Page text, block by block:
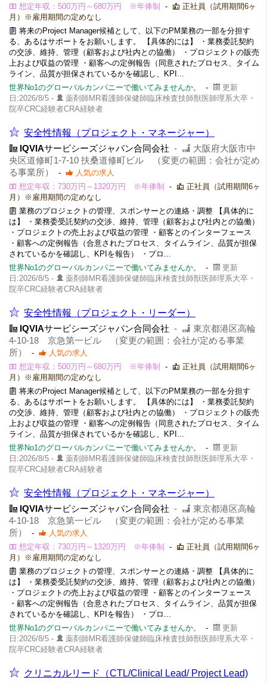
想定年収：500万円～680万円 ※年俸制
-
正社員（試用期間6ヶ
月）※雇用期間の定めなし
将来のProject Manager候補として、以下のPM業務の一部を分担す
る、あるはサポートをお願いします。 【具体的には】 ・業務委託契約
の交渉、維持、管理（顧客および社内との協働） ・プロジェクトの販売
上および収益の管理 ・顧客への定例報告（同意されたプロセス、タイム
ライン、品質が担保されているかを確認し、KPI...
世界No1のグローバルカンパニーで働いてみませんか。
-
更新
日:2026/8/5 -
薬剤師MR看護師保健師臨床検査技師獣医師理系大卒・
院卒CRC経験者CRA経験者
安全性情報（プロジェクト・マネージャー）
IQVIAサービシーズジャパン合同会社 -
大阪府大阪市中
央区道修町1-7-10 扶桑道修町ビル （変更の範囲：会社が定め
る事業所）
-
人気の求人
想定年収：730万円～1320万円 ※年俸制
-
正社員（試用期間6ヶ
月）※雇用期間の定めなし
業務のプロジェクトの管理、スポンサーとの連絡・調整 【具体的に
は】 ・業務委受託契約の交渉、維持、管理（顧客および社内との協働）
・プロジェクトの売上および収益の管理 ・顧客とのインターフェース
・顧客への定例報告（合意されたプロセス、タイムライン、品質が担保
されているかを確認し、KPIを報告） ・プロ...
世界No1のグローバルカンパニーで働いてみませんか。
-
更新
日:2026/8/5 -
薬剤師MR看護師保健師臨床検査技師獣医師理系大卒・
院卒CRC経験者CRA経験者
安全性情報（プロジェクト・リーダー）
IQVIAサービシーズジャパン合同会社 -
東京都港区高輪
4-10-18 京急第一ビル （変更の範囲：会社が定める事業
所）
-
人気の求人
想定年収：500万円～680万円 ※年俸制
-
正社員（試用期間6ヶ
月）※雇用期間の定めなし
将来のProject Manager候補として、以下のPM業務の一部を分担す
る、あるはサポートをお願いします。 【具体的には】 ・業務委託契約
の交渉、維持、管理（顧客および社内との協働） ・プロジェクトの販売
上および収益の管理 ・顧客への定例報告（同意されたプロセス、タイム
ライン、品質が担保されているかを確認し、KPI...
世界No1のグローバルカンパニーで働いてみませんか。
-
更新
日:2026/8/5 -
薬剤師MR看護師保健師臨床検査技師獣医師理系大卒・
院卒CRC経験者CRA経験者
安全性情報（プロジェクト・マネージャー）
IQVIAサービシーズジャパン合同会社 -
東京都港区高輪
4-10-18 京急第一ビル （変更の範囲：会社が定める事業
所）
-
人気の求人
想定年収：730万円～1320万円 ※年俸制
-
正社員（試用期間6ヶ
月）※雇用期間の定めなし
業務のプロジェクトの管理、スポンサーとの連絡・調整 【具体的に
は】 ・業務委受託契約の交渉、維持、管理（顧客および社内との協働）
・プロジェクトの売上および収益の管理 ・顧客とのインターフェース
・顧客への定例報告（合意されたプロセス、タイムライン、品質が担保
されているかを確認し、KPIを報告） ・プロ...
世界No1のグローバルカンパニーで働いてみませんか。
-
更新
日:2026/8/5 -
薬剤師MR看護師保健師臨床検査技師獣医師理系大卒・
院卒CRC経験者CRA経験者
クリニカルリード（CTL/Clinical Lead/ Project Lead)